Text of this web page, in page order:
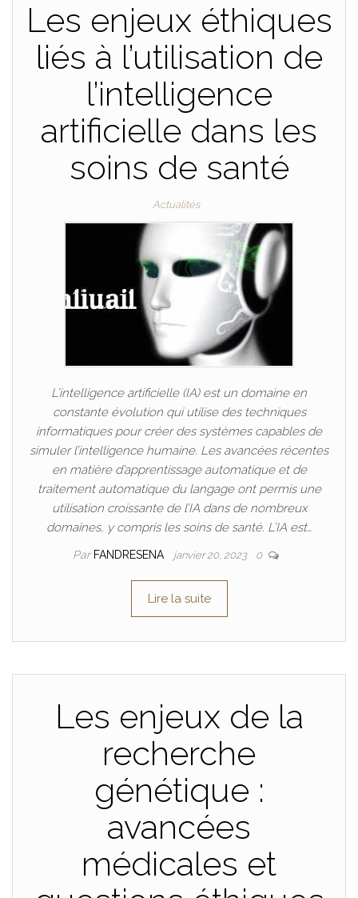
Les enjeux éthiques
liés à l’utilisation de
l’intelligence
artificielle dans les
soins de santé
Actualités
L’intelligence artificielle (IA) est un domaine en
constante évolution qui utilise des techniques
informatiques pour créer des systèmes capables de
simuler l’intelligence humaine. Les avancées récentes
en matière d’apprentissage automatique et de
traitement automatique du langage ont permis une
utilisation croissante de l’IA dans de nombreux
domaines, y compris les soins de santé. L’IA est…
Par FANDRESENA janvier 20, 2023 0
Lire la suite
Les enjeux de la
recherche
génétique :
avancées
médicales et